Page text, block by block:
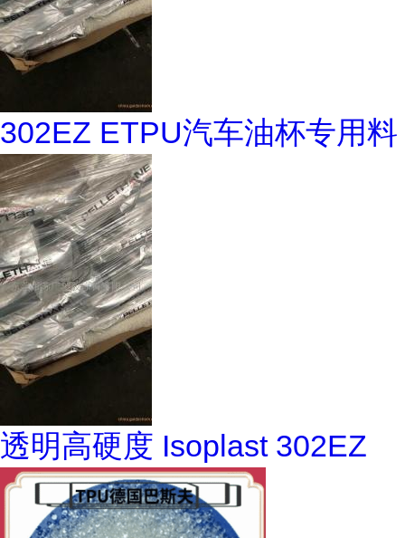
302EZ ETPU汽车油杯专用料
透明高硬度 Isoplast 302EZ